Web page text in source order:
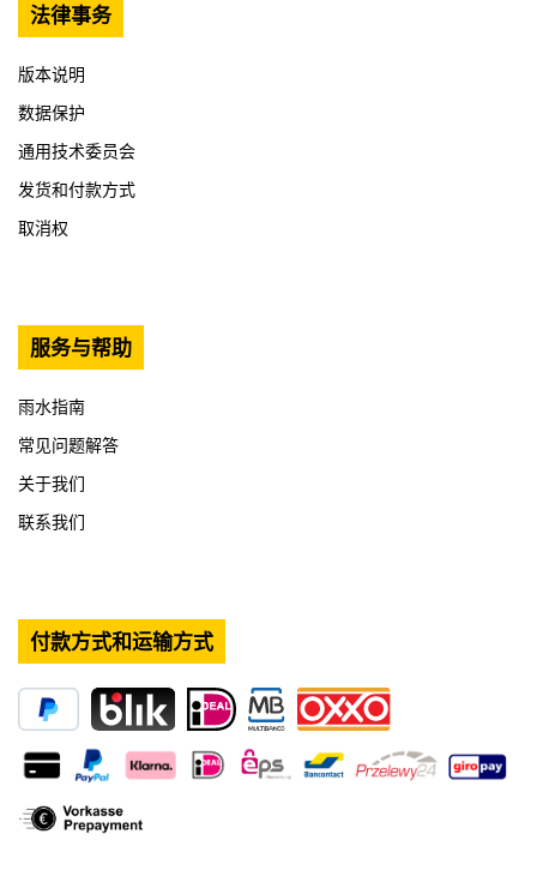
法律事务
版本说明
数据保护
通用技术委员会
发货和付款方式
取消权
服务与帮助
雨水指南
常见问题解答
关于我们
联系我们
付款方式和运输方式